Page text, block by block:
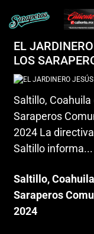
EL
LOS
Saltillo,
Saraperos
2024 La
Saltillo informa...
Saltillo,
Saraperos
2024